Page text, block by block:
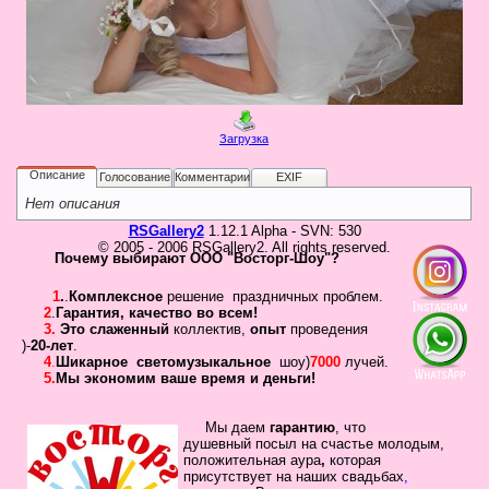
Галерея
Гостевая
Пользователь
Пароль
Запомнить
Забыли пароль?
Галерея
Загрузка
Описание Голосование Комментарии EXIF
Нет описания
RSGallery21.12.1 Alpha - SVN: 530
© 2005 - 2006 RSGallery2. All rights reserved.
Почему выбирают ООО "Восторг-Шоу"?
1.. Комплексное решение праздничных проблем.
2. Гарантия, качество во всем!
3. Это слаженный коллектив, опыт проведения
)-20-лет.
4. Шикарное светомузыкальное шоу)7000 лучей.
5. Мы экономим ваше время и деньги!
Мы даем гарантию, что
душевный посыл на счастье молодым,
положительная аура, которая
присутствует на наших свадьбах,